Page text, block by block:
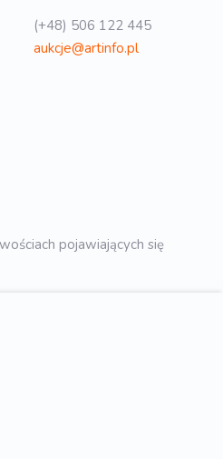
(+48) 506 122 445
aukcje@artinfo.pl
pojawiających się